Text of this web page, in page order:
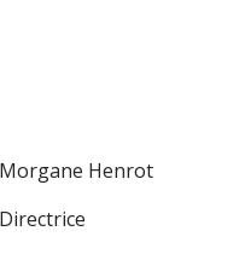
Morgane Henrot
Directrice